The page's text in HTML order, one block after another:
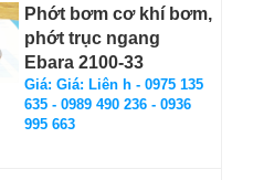
Phớt bơm cơ khí bơm,
phớt trục ngang
Ebara 2100-33
Giá: Giá: Liên h - 0975 135
635 - 0989 490 236 - 0936
995 663